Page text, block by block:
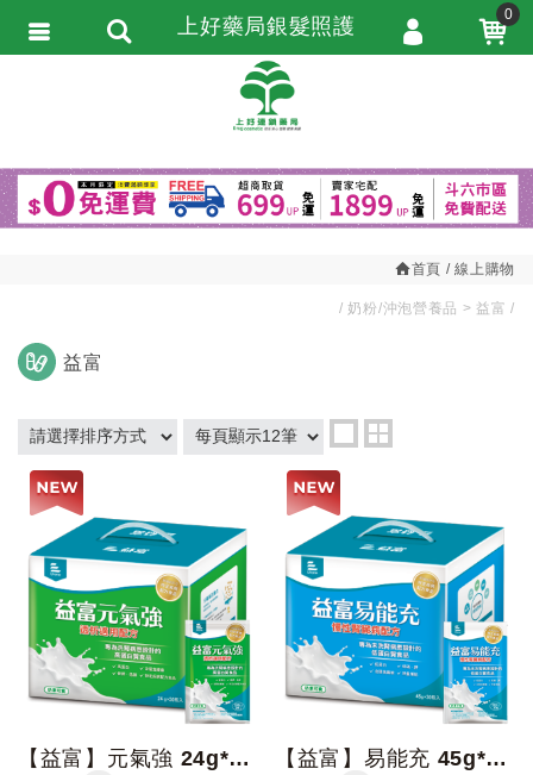
首頁 線上購物
奶粉/沖泡營養品 益富
益富
【益富】元氣強 24g*30包 /盒【上好藥局銀髮照護】高蛋白 透析適用配方 【益富】易能充 45g*30包/盒【上好藥局銀髮照護】慢性腎臟病配方 低蛋白 低...
上好藥局銀髮照護 0
會員登入
會員註冊
忘記密碼
訂單查詢
繁體中文